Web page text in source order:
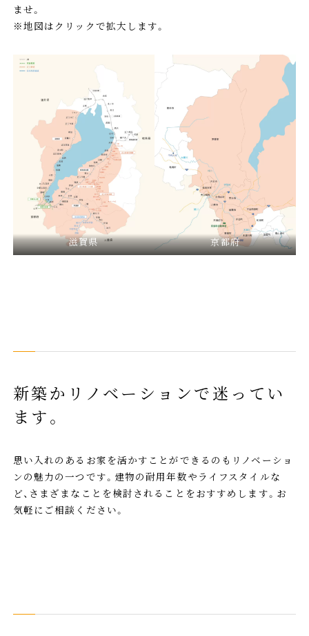
ませ。
※地図はクリックで拡大します。
滋賀県 京都府
新築かリノベーションで迷ってい
ます。
思い入れのあるお家を活かすことができるのもリノベーショ
ンの魅力の一つです。建物の耐用年数やライフスタイルな
ど、さまざまなことを検討されることをおすすめします。お
気軽にご相談ください。